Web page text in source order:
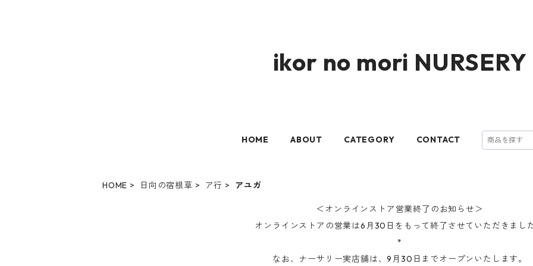
ikor no mori NURSERY
HOME ABOUT CATEGORY CONTACT
HOME 日向の宿根草 ア行 アユガ
＜オンラインストア営業終了のお知らせ＞
オンラインストアの営業は6月30日をもって終了させていただきまし
*
なお、ナーサリー実店舗は、9月30日までオープンいたします。